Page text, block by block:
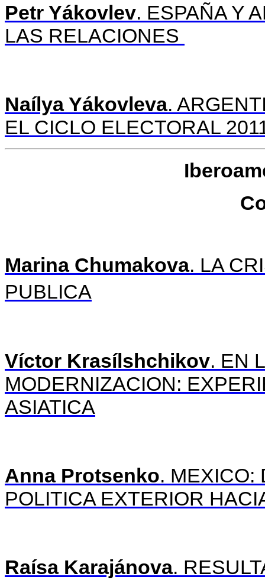
Petr Yákovlev. ESPAÑA Y
LAS RELACIONES
Naílya Yákovleva.
EL CICLO ELECTORAL
Marina Chumakova. LA
PUBLICA
Víctor Krasílshchikov. EN
MODERNIZACION:
ASIATICA
Anna Protsenko. MEXICO:
POLITICA EXTERIOR
Raísa Karajánova.